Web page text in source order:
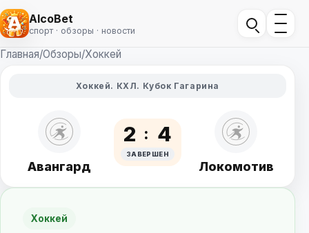
AlcoBet
спорт · обзоры · новости
Главная/Обзоры/Хоккей
Хоккей. КХЛ. Кубок Гагарина
Авангард
2
ЗАВЕРШЕН
4
Локомотив
Хоккей